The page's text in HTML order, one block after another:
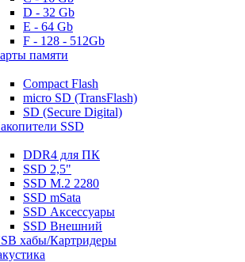
D - 32 Gb
E - 64 Gb
F - 128 - 512Gb
памяти
Compact Flash
micro SD (TransFlash)
SD (Secure Digital)
SSD
DDR4 для ПК
SSD 2,5"
SSD M.2 2280
SSD mSata
SSD Аксессуары
SSD Внешний
хабы/Картридеры